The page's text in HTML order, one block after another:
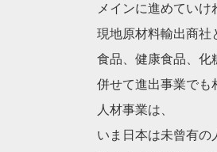
メインに進めていけ
現地原材料輸出商社
食品、健康食品、化
併せて進出事業でも
人材事業は、
いま日本は未曾有の